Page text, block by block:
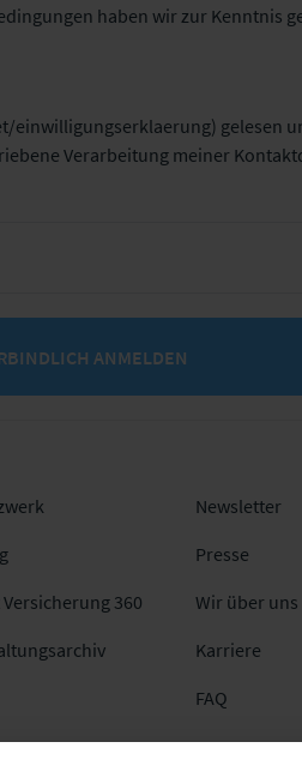
haben wir zur Kenntnis
einwilligungserklaerung) gelesen
Verarbeitung meiner
ANMELDEN
360
Newsletter
Presse
Wir über uns
Karriere
FAQ